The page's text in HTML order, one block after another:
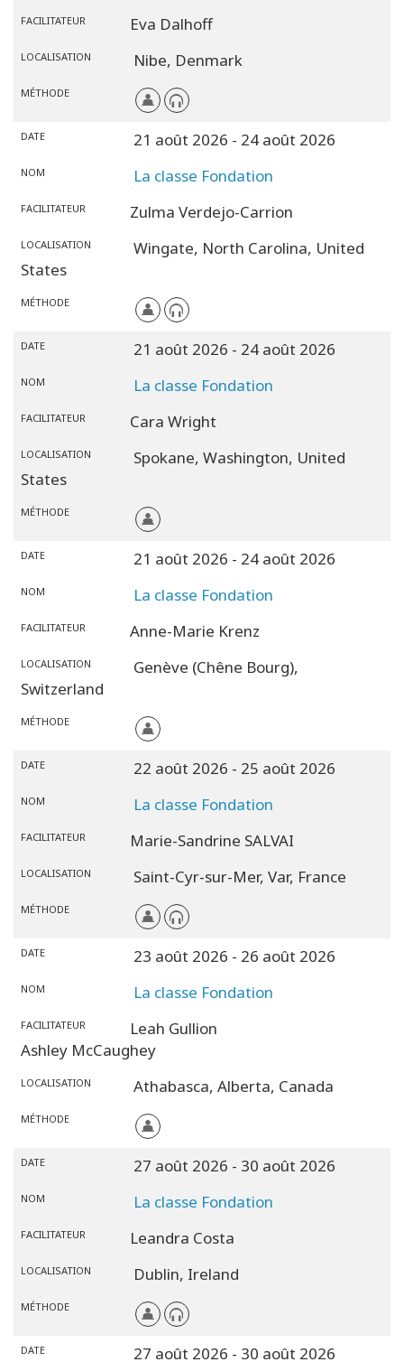
FACILITATEUR Eva Dalhoff
LOCALISATION Nibe, Denmark
MÉTHODE
DATE 21 août 2026 - 24 août 2026
NOM La classe Fondation
FACILITATEUR Zulma Verdejo-Carrion
LOCALISATION Wingate, North Carolina, United
States
MÉTHODE
DATE 21 août 2026 - 24 août 2026
NOM La classe Fondation
FACILITATEUR Cara Wright
LOCALISATION Spokane, Washington, United
States
MÉTHODE
DATE 21 août 2026 - 24 août 2026
NOM La classe Fondation
FACILITATEUR Anne-Marie Krenz
LOCALISATION
Genève (Chêne Bourg),
Switzerland
MÉTHODE
DATE 22 août 2026 - 25 août 2026
NOM La classe Fondation
FACILITATEUR Marie-Sandrine SALVAI
LOCALISATION Saint-Cyr-sur-Mer, Var, France
MÉTHODE
DATE 23 août 2026 - 26 août 2026
NOM La classe Fondation
FACILITATEUR
Leah Gullion
Ashley McCaughey
LOCALISATION Athabasca, Alberta, Canada
MÉTHODE
DATE 27 août 2026 - 30 août 2026
NOM La classe Fondation
FACILITATEUR Leandra Costa
LOCALISATION Dublin, Ireland
MÉTHODE
DATE 27 août 2026 - 30 août 2026